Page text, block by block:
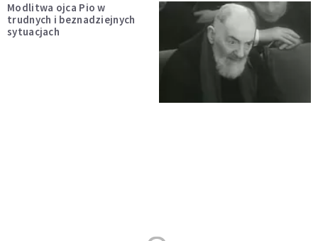
Modlitwa ojca Pio w
trudnych i beznadziejnych
sytuacjach